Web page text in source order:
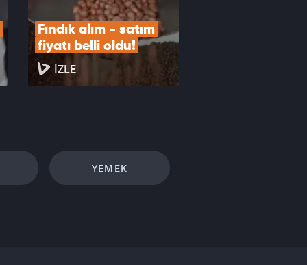
Fındık alım - satım
fiyatı belli oldu!
İZLE
YEMEK